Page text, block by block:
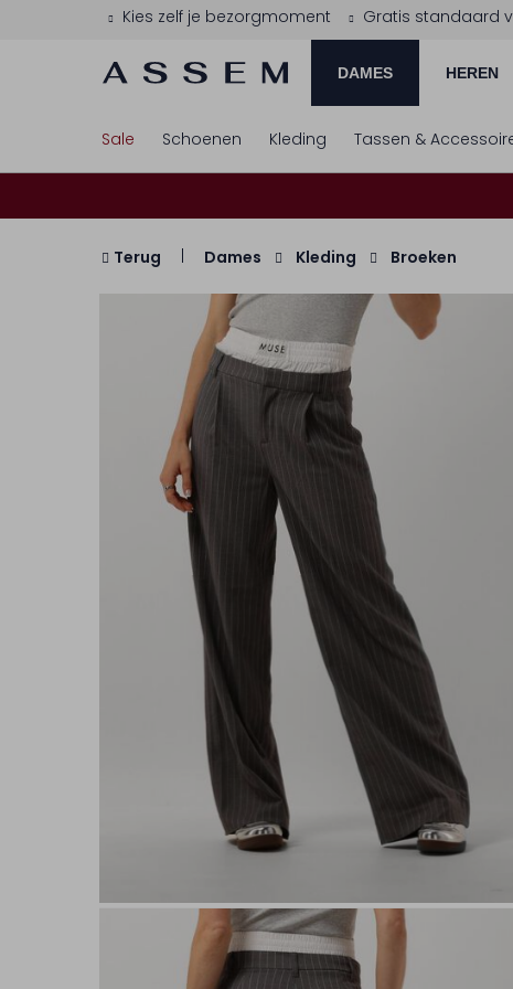
Kies zelf je bezorgmoment Gratis standaard
DAMES HEREN
Sale Schoenen Kleding Tassen &
Terug Dames Kleding Broeken